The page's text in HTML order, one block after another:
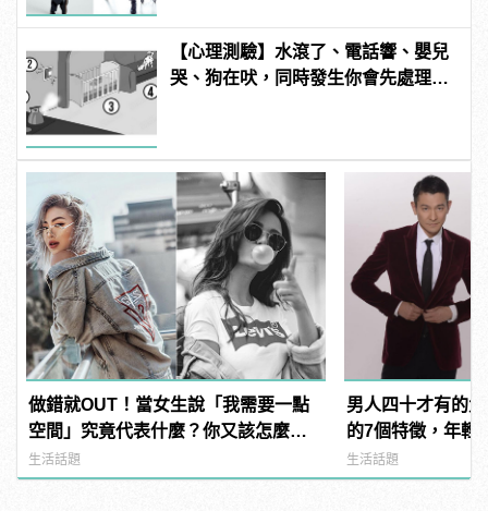
【心理測驗】水滾了、電話響、嬰兒
哭、狗在吠，同時發生你會先處理哪
做錯就OUT！當女生說「我需要一點
空間」究竟代表什麼？你又該怎麼
做？
生活話題
男人四十才有的
的7個特徵，年輕
manfashion這樣
生活話題